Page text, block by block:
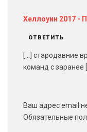
Хеллоуин 2017 -
ОТВЕТИТЬ
[…] стародавние
команд с заранее
Ваш адрес email
Обязательные